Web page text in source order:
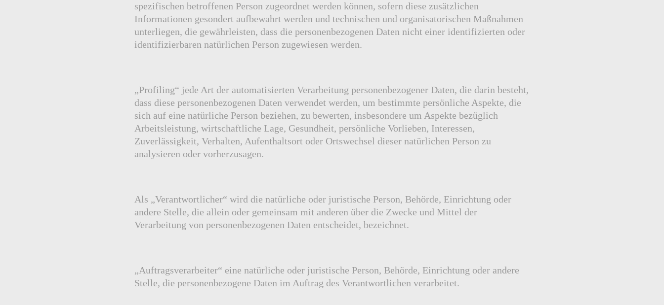
spezifischen betroffenen Person zugeordnet werden können, sofern diese zusätzlichen
Informationen gesondert aufbewahrt werden und technischen und organisatorischen Maßnahmen
unterliegen, die gewährleisten, dass die personenbezogenen Daten nicht einer identifizierten oder
identifizierbaren natürlichen Person zugewiesen werden.
„Profiling“ jede Art der automatisierten Verarbeitung personenbezogener Daten, die darin besteht,
dass diese personenbezogenen Daten verwendet werden, um bestimmte persönliche Aspekte, die
sich auf eine natürliche Person beziehen, zu bewerten, insbesondere um Aspekte bezüglich
Arbeitsleistung, wirtschaftliche Lage, Gesundheit, persönliche Vorlieben, Interessen,
Zuverlässigkeit, Verhalten, Aufenthaltsort oder Ortswechsel dieser natürlichen Person zu
analysieren oder vorherzusagen.
Als „Verantwortlicher“ wird die natürliche oder juristische Person, Behörde, Einrichtung oder
andere Stelle, die allein oder gemeinsam mit anderen über die Zwecke und Mittel der
Verarbeitung von personenbezogenen Daten entscheidet, bezeichnet.
„Auftragsverarbeiter“ eine natürliche oder juristische Person, Behörde, Einrichtung oder andere
Stelle, die personenbezogene Daten im Auftrag des Verantwortlichen verarbeitet.